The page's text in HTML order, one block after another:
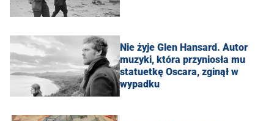
Nie żyje Glen Hansard. Autor
muzyki, która przyniosła mu
statuetkę Oscara, zginął w
wypadku